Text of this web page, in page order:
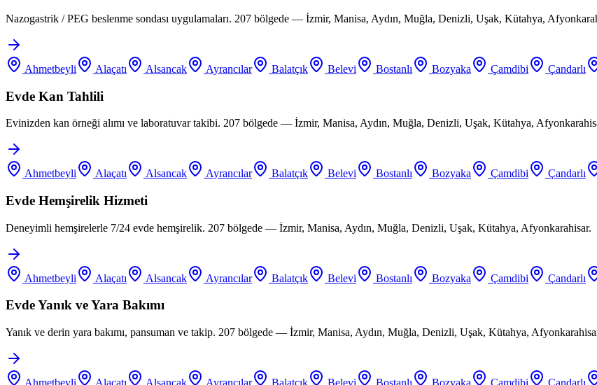
Nazogastrik / PEG beslenme sondası uygulamaları. 207 bölgede — İzmir, Manisa, Aydın, Muğla, Denizli, Uşak, Kütahya,
Ahmetbeyli Alaçatı Alsancak Ayrancılar Balatçık Belevi Bostanlı Bozyaka Çamdibi Çandarlı
Evde Kan Tahlili
Evinizden kan örneği alımı ve laboratuvar takibi. 207 bölgede — İzmir, Manisa, Aydın, Muğla, Denizli, Uşak, Kütahya,
Ahmetbeyli Alaçatı Alsancak Ayrancılar Balatçık Belevi Bostanlı Bozyaka Çamdibi Çandarlı
Evde Hemşirelik Hizmeti
Deneyimli hemşirelerle 7/24 evde hemşirelik. 207 bölgede — İzmir, Manisa, Aydın, Muğla, Denizli, Uşak, Kütahya, Afyonkarahisar.
Ahmetbeyli Alaçatı Alsancak Ayrancılar Balatçık Belevi Bostanlı Bozyaka Çamdibi Çandarlı
Evde Yanık ve Yara Bakımı
Yanık ve derin yara bakımı, pansuman ve takip. 207 bölgede — İzmir, Manisa, Aydın, Muğla, Denizli, Uşak, Kütahya,